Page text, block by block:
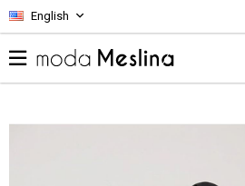
English